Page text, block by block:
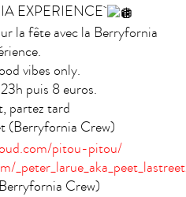
EXPERIENCE
la fête avec la Berryfornia
vibes only.
puis 8 euros.
partez tard
(Berryfornia Crew)
pitou-pitou/
Crew)